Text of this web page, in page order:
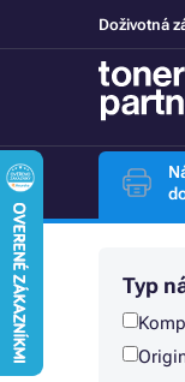
Doživotná
Typ